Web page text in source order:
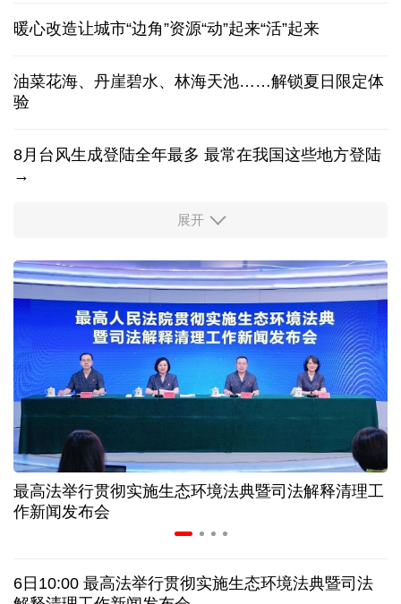
暖心改造让城市“边角”资源“动”起来“活”起来
油菜花海、丹崖碧水、林海天池……解锁夏日限定体
验
8月台风生成登陆全年最多 最常在我国这些地方登陆
→
柔性制造，高效匹配差异化需求
上海打通脑机接口技术走向市场的“三道关”
活力中国调研行｜江淮大地，科技成果正落地生“金”
上半年规模以上工业中小企业增加值同比增长5.8%
从纪念馆到采油一线，新时代石油人这样传承铁人精
神
创新涌动，坚韧向前——解读前7个月我国外贸成绩
日本执政当局应停止在核问题上玩火
展开
最高法举行贯彻实施生态环境法典暨司法解释清理工
作新闻发布会
6日10:00 最高法举行贯彻实施生态环境法典暨司法